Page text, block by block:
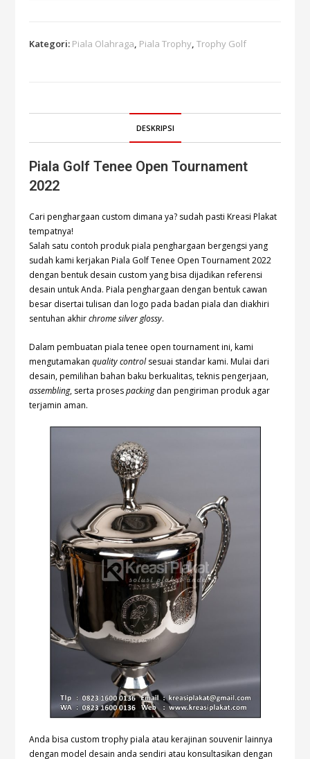
Kategori: Piala Olahraga, Piala Trophy,Trophy Golf
DESKRIPSI
Piala Golf Tenee Open Tournament
2022
Cari penghargaan custom dimana ya? sudah pasti Kreasi Plakat
tempatnya!
Salah satu contoh produk piala penghargaan bergengsi yang
sudah kami kerjakan Piala Golf Tenee Open Tournament 2022
dengan bentuk desain custom yang bisa dijadikan referensi
desain untuk Anda. Piala penghargaan dengan bentuk cawan
besar disertai tulisan dan logo pada badan piala dan diakhiri
sentuhan akhirchrome silver glossy.
Dalam pembuatan piala tenee open tournament ini, kami
mengutamakanquality controlsesuai standar kami. Mulai dari
desain, pemilihan bahan baku berkualitas, teknis pengerjaan,
assembling, serta prosespackingdan pengiriman produk agar
terjamin aman.
Anda bisa custom trophy piala atau kerajinan souvenir lainnya
dengan model desain anda sendiri atau konsultasikan dengan